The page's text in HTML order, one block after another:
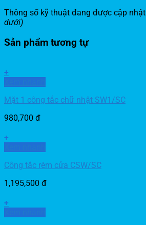
Thông số kỹ thuật đang được cập nhật
dưới)
Sản phẩm tương tự
+
Mặt 1 công tắc chữ nhật SW1/SC
980,700 đ
+
Công tắc rèm cửa CSW/SC
1,195,500 đ
+